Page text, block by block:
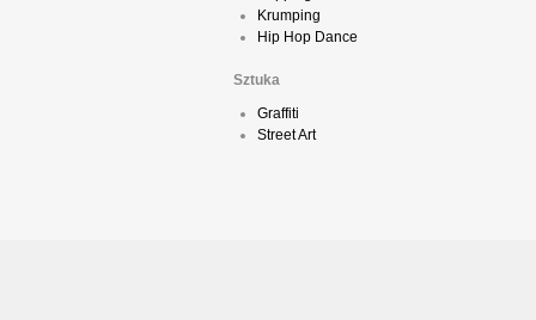
Krumping
Hip Hop Dance
Sztuka
Graffiti
Street Art